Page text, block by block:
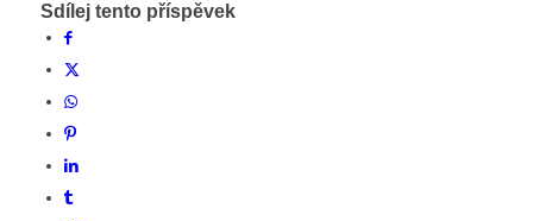
Sdílej tento příspěvek